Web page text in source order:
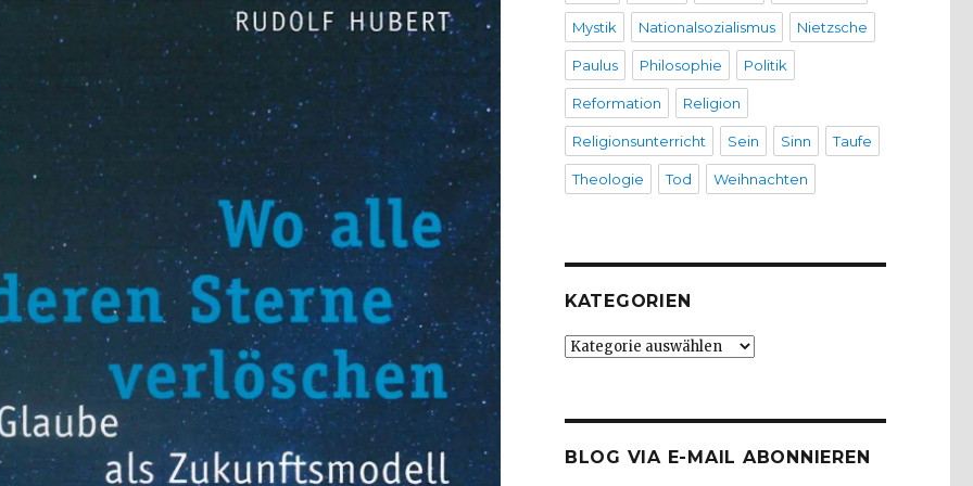
Mystik Nationalsozialismus Nietzsche
Paulus Philosophie Politik
Reformation Religion
Religionsunterricht Sein Sinn Taufe
Theologie Tod Weihnachten
KATEGORIEN
Kategorien
BLOG VIA E-MAIL ABONNIEREN